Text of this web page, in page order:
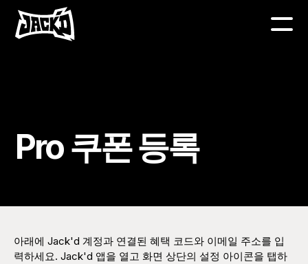
Pro 쿠폰 등록
아래에 Jack'd 계정과 연결된 혜택 코드와 이메일 주소를 입
력하세요. Jack'd 앱을 열고 화면 상단의 설정 아이콘을 탭하